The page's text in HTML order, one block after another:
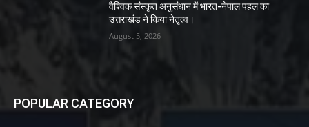
वैश्विक संस्कृत अनुसंधान में भारत-नेपाल पहल का
उत्तराखंड ने किया नेतृत्व।
August 5, 2026
POPULAR CATEGORY